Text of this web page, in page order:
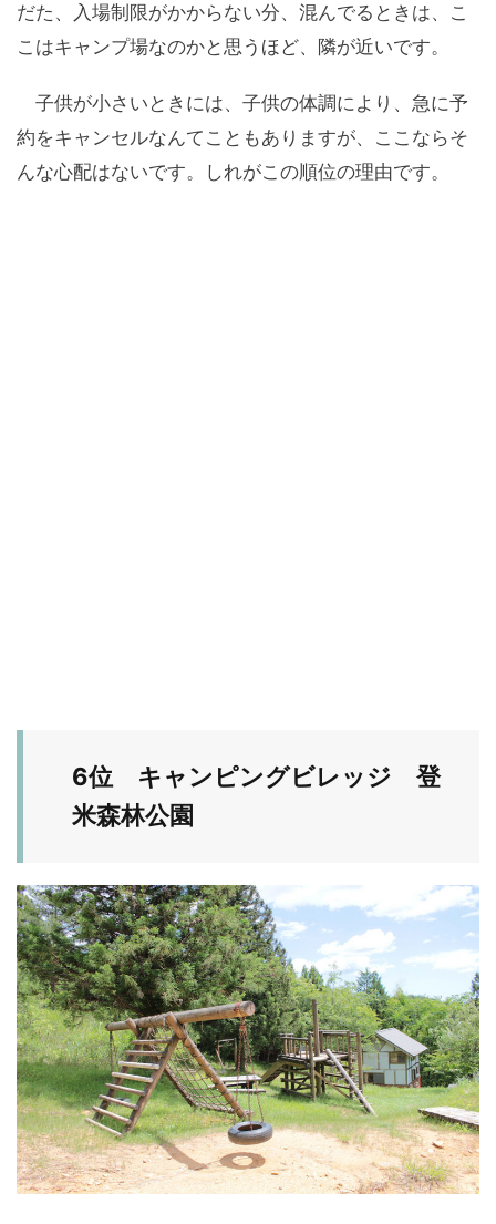
だた、入場制限がかからない分、混んでるときは、こ
こはキャンプ場なのかと思うほど、隣が近いです。
子供が小さいときには、子供の体調により、急に予
約をキャンセルなんてこともありますが、ここならそ
んな心配はないです。しれがこの順位の理由です。
6位 キャンピングビレッジ 登
米森林公園